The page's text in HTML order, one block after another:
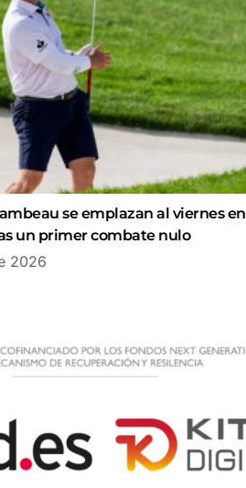
se emplazan al viernes en
un primer combate nulo
2026